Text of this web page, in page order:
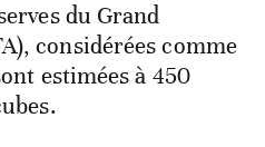
du Grand
considérées comme
estimées à 450